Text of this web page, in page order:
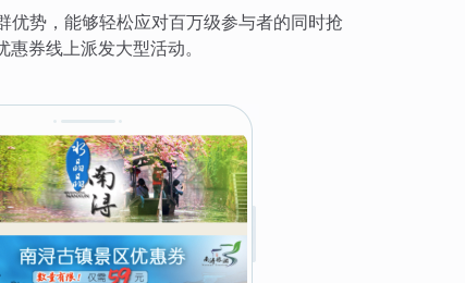
势，能够轻松应对百万级参与者的同时抢
券线上派发大型活动。